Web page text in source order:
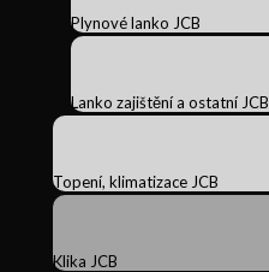
Plynové lanko JCB
Lanko zajištění a ostatní JCB
Topení, klimatizace JCB
Klika JCB